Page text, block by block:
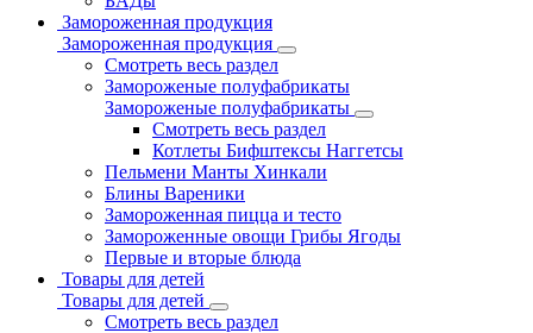
Замороженная продукция
Замороженная продукция
Смотреть весь раздел
Замороженые полуфабрикаты
Замороженые полуфабрикаты
Смотреть весь раздел
Котлеты Бифштексы Наггетсы
Пельмени Манты Хинкали
Блины Вареники
Замороженная пицца и тесто
Замороженные овощи Грибы Ягоды
Первые и вторые блюда
Товары для детей
Товары для детей
Смотреть весь раздел